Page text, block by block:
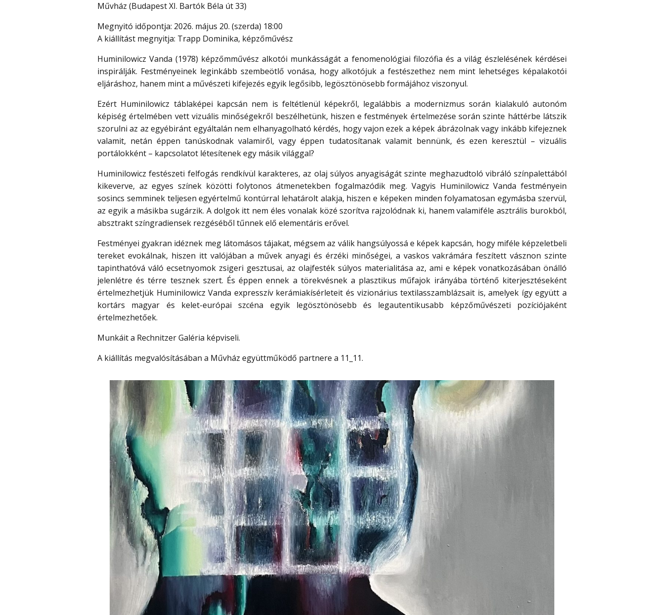
Művház (Budapest XI. Bartók Béla út 33)
Megnyitó időpontja: 2026. május 20. (szerda) 18:00
A kiállítást megnyitja: Trapp Dominika, képzőművész
Huminilowicz Vanda (1978) képzőmművész alkotói munkásságát a fenomenológiai filozófia és a világ észlelésének kérdései
inspirálják. Festményeinek leginkább szembeötlő vonása, hogy alkotójuk a festészethez nem mint lehetséges képalakotói
eljáráshoz, hanem mint a művészeti kifejezés egyik legősibb, legösztönösebb formájához viszonyul.
Ezért Huminilowicz táblaképei kapcsán nem is feltétlenül képekről, legalábbis a modernizmus során kialakuló autonóm
képiség értelmében vett vizuális minőségekről beszélhetünk, hiszen e festmények értelmezése során szinte háttérbe látszik
szorulni az az egyébiránt egyáltalán nem elhanyagolható kérdés, hogy vajon ezek a képek ábrázolnak vagy inkább kifejeznek
valamit, netán éppen tanúskodnak valamiről, vagy éppen tudatosítanak valamit bennünk, és ezen keresztül – vizuális
portálokként – kapcsolatot létesítenek egy másik világgal?
Huminilowicz festészeti felfogás rendkívül karakteres, az olaj súlyos anyagiságát szinte meghazudtoló vibráló színpalettából
kikeverve, az egyes színek közötti folytonos átmenetekben fogalmazódik meg. Vagyis Huminilowicz Vanda festményein
sosincs semminek teljesen egyértelmű kontúrral lehatárolt alakja, hiszen e képeken minden folyamatosan egymásba szervül,
az egyik a másikba sugárzik. A dolgok itt nem éles vonalak közé szorítva rajzolódnak ki, hanem valamiféle asztrális burokból,
absztrakt színgradiensek rezgéséből tűnnek elő elementáris erővel.
Festményei gyakran idéznek meg látomásos tájakat, mégsem az válik hangsúlyossá e képek kapcsán, hogy miféle képzeletbeli
tereket evokálnak, hiszen itt valójában a művek anyagi és érzéki minőségei, a vaskos vakrámára feszített vásznon szinte
tapinthatóvá váló ecsetnyomok zsigeri gesztusai, az olajfesték súlyos materialitása az, ami e képek vonatkozásában önálló
jelenlétre és térre tesznek szert. És éppen ennek a törekvésnek a plasztikus műfajok irányába történő kiterjesztéseként
értelmezhetjük Huminilowicz Vanda expresszív kerámiakísérleteit és vizionárius textilasszamblázsait is, amelyek így együtt a
kortárs magyar és kelet-európai szcéna egyik legösztönösebb és legautentikusabb képzőművészeti pozíciójaként
értelmezhetőek.
Munkáit a Rechnitzer Galéria képviseli.
A kiállítás megvalósításában a Művház együttműködő partnere a 11_11.